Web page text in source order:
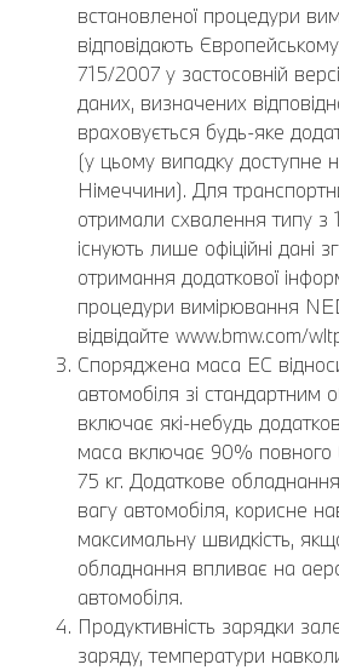
встановленої процедури
відповідають
715/2007 у застосовній
даних, визначених
враховується будь-яке
(у цьому випадку доступне
Німеччини). Для
отримали схвалення типу з
існують лише офіційні дані
отримання додаткової
процедури вимірювання
відвідайте www.bmw.com/
Споряджена маса EC
автомобіля зі стандартним
включає які-небудь
маса включає 90% повного
75 кг. Додаткове
вагу автомобіля, корисне
максимальну швидкість,
обладнання впливає на
автомобіля.
Продуктивність зарядки
заряду, температури